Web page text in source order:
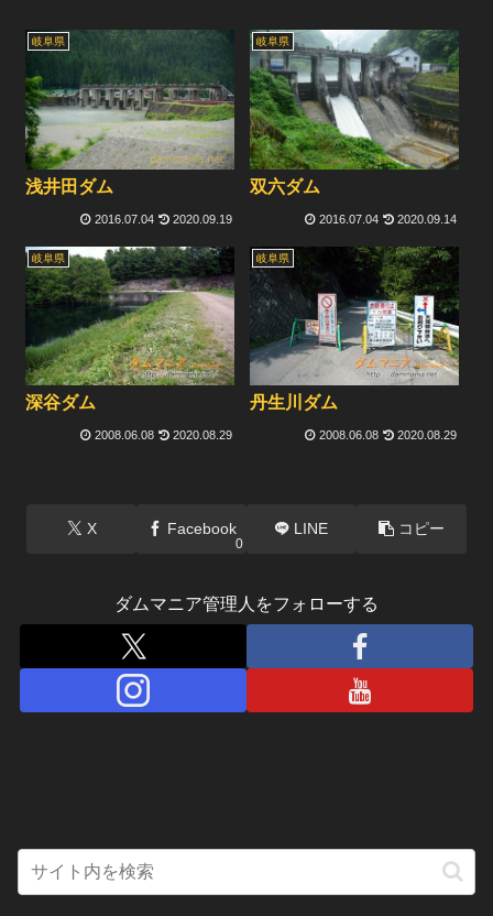
岐阜県
浅井田ダム
2016.07.04 2020.09.19
岐阜県
双六ダム
2016.07.04 2020.09.14
岐阜県
深谷ダム
2008.06.08 2020.08.29
岐阜県
丹生川ダム
2008.06.08 2020.08.29
X Facebook
0
LINE コピー
ダムマニア管理人をフォローする